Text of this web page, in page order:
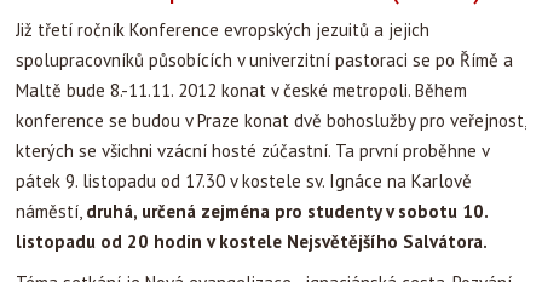
Již třetí ročník Konference evropských jezuitů a jejich
spolupracovníků působících v univerzitní pastoraci se po Římě a
Maltě bude 8.-11.11. 2012 konat v české metropoli. Během
konference se budou v Praze konat dvě bohoslužby pro veřejnost,
kterých se všichni vzácní hosté zúčastní. Ta první proběhne v
pátek 9. listopadu od 17.30 v kostele sv. Ignáce na Karlově
náměstí, druhá, určená zejména pro studenty v sobotu 10.
listopadu od 20 hodin v kostele Nejsvětějšího Salvátora.